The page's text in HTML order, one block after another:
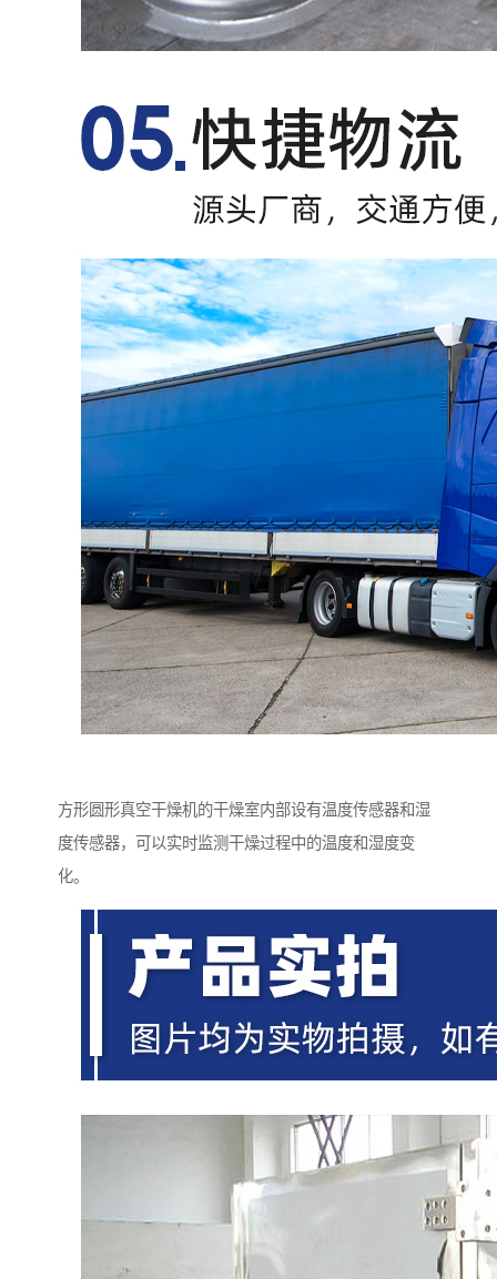
方形圆形真空干燥机的干燥室内部设有温度传感器和湿
度传感器，可以实时监测干燥过程中的温度和湿度变
化。